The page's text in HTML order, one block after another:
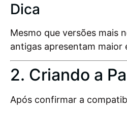
Dica
Mesmo que versões mais
antigas apresentam maior
2. Criando a
Após confirmar a